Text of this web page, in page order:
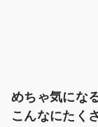
めちゃ気にな
こんなにたく